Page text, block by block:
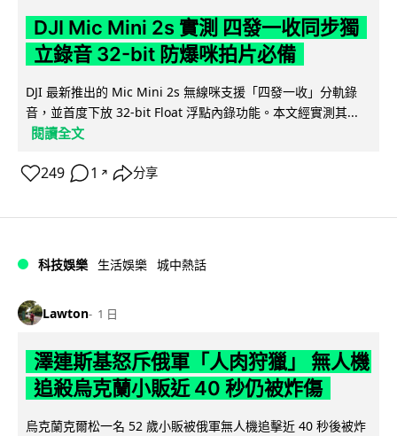
DJI Mic Mini 2s 實測 四發一收同步獨
立錄音 32-bit 防爆咪拍片必備
DJI 最新推出的 Mic Mini 2s 無線咪支援「四發一收」分軌錄
音，並首度下放 32-bit Float 浮點內錄功能。本文經實測其...
閱讀全文
249 1 ↗ 分享
科技娛樂 生活娛樂 城中熱話
Lawton 1 日
澤連斯基怒斥俄軍「人肉狩獵」 無人機
追殺烏克蘭小販近 40 秒仍被炸傷
烏克蘭克爾松一名 52 歲小販被俄軍無人機追擊近 40 秒後被炸